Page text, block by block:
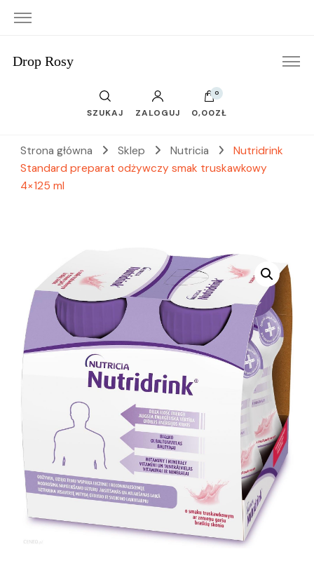
Drop Rosy
SZUKAJ ZALOGUJ
0
0,00ZŁ
Strona główna Sklep Nutricia
Nutridrink
Standard preparat odżywczy smak truskawkowy
4×125 ml